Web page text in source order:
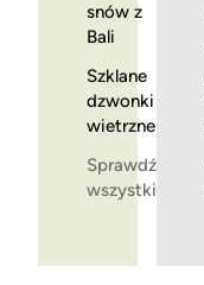
snów z
Bali
Szklane
dzwonki
wietrzne
Sprawdź
wszystkie